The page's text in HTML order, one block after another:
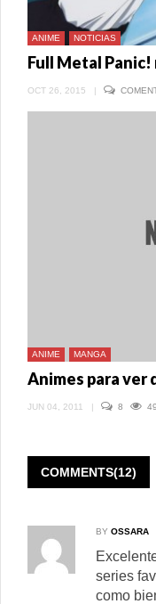
ANIME NOTICIAS
Full Metal
OCT 26, 2015 |
ANIME MANGA
Animes para ver
JUN 04, 2011 | 8
COMMENTS(12)
BY OSSARA
series
como